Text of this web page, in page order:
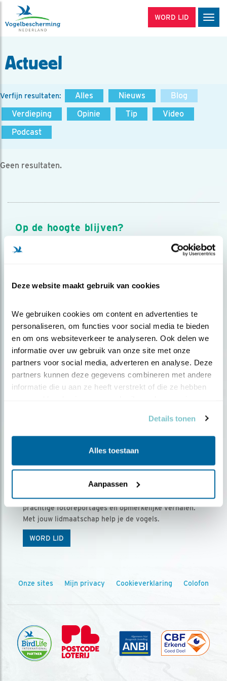
Deze website maakt gebruik van cookies
We gebruiken cookies om content en advertenties te
personaliseren, om functies voor social media te bieden
en om ons websiteverkeer te analyseren. Ook delen we
informatie over uw gebruik van onze site met onze
partners voor social media, adverteren en analyse. Deze
partners kunnen deze gegevens combineren met andere
informatie die u aan ze heeft verstrekt of die ze hebben
Details tonen
Alles toestaan
Aanpassen
WORD LID
Actueel
Verfijn resultaten: Alles Nieuws
Blog
Verdieping
Opinie Tip
Video
Podcast
Geen resultaten.
Op de hoogte blijven?
Meld je aan en ontvang nieuws, inspiratie, acties en tips
over vogels en activiteiten van Vogelbescherming.
Ontvang 5 x Vogels voor € 36,00 per jaar
Vogels is het tijdschrift voor onze leden, met
prachtige fotoreportages en opmerkelijke verhalen.
Met jouw lidmaatschap help je de vogels.
WORD LID
Onze sites Mijn privacy Cookieverklaring Colofon